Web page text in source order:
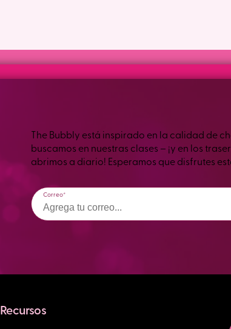
The Bubbly está inspirado en la calidad de
buscamos en nuestras clases – ¡y en los
abrimos a diario! Esperamos que disfrutes
Correo
Recursos